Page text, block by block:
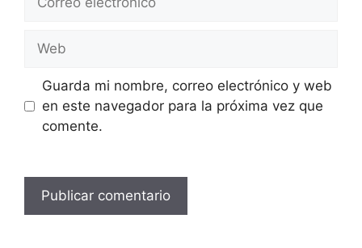
electrónico
Guarda mi nombre, correo electrónico y web
en este navegador para la próxima vez que
comente.